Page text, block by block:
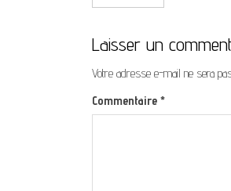
Laisser un
Votre adresse e-mail ne sera
Commentaire *